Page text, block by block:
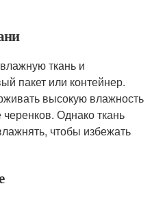
ткань и
пакет или контейнер.
высокую влажность
Однако ткань
чтобы избежать